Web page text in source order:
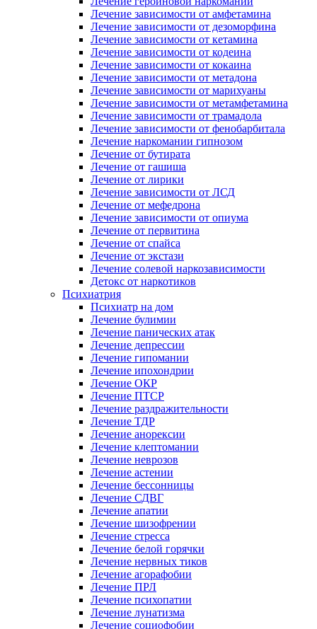
Лечение зависимости от амфетамина
Лечение зависимости от дезоморфина
Лечение зависимости от кетамина
Лечение зависимости от кодеина
Лечение зависимости от кокаина
Лечение зависимости от метадона
Лечение зависимости от марихуаны
Лечение зависимости от метамфетамина
Лечение зависимости от трамадола
Лечение зависимости от фенобарбитала
Лечение наркомании гипнозом
Лечение от бутирата
Лечение от гашиша
Лечение от лирики
Лечение зависимости от ЛСД
Лечение от мефедрона
Лечение зависимости от опиума
Лечение от первитина
Лечение от спайса
Лечение от экстази
Лечение солевой наркозависимости
Детокс от наркотиков
Психиатрия
Психиатр на дом
Лечение булимии
Лечение панических атак
Лечение депрессии
Лечение гипомании
Лечение ипохондрии
Лечение ОКР
Лечение ПТСР
Лечение раздражительности
Лечение ТДР
Лечение анорексии
Лечение клептомании
Лечение неврозов
Лечение астении
Лечение бессонницы
Лечение СДВГ
Лечение апатии
Лечение шизофрении
Лечение стресса
Лечение белой горячки
Лечение нервных тиков
Лечение агорафобии
Лечение ПРЛ
Лечение психопатии
Лечение лунатизма
Лечение социофобии